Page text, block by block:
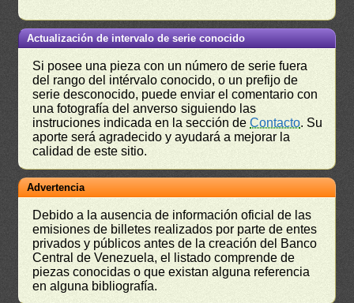
Actualización de intervalo de serie conocido
Si posee una pieza con un número de serie fuera
del rango del intérvalo conocido, o un prefijo de
serie desconocido, puede enviar el comentario con
una fotografía del anverso siguiendo las
instruciones indicada en la sección deContacto. Su
aporte será agradecido y ayudará a mejorar la
calidad de este sitio.
Advertencia
Debido a la ausencia de información oficial de las
emisiones de billetes realizados por parte de entes
privados y públicos antes de la creación del Banco
Central de Venezuela, el listado comprende de
piezas conocidas o que existan alguna referencia
en alguna bibliografía.